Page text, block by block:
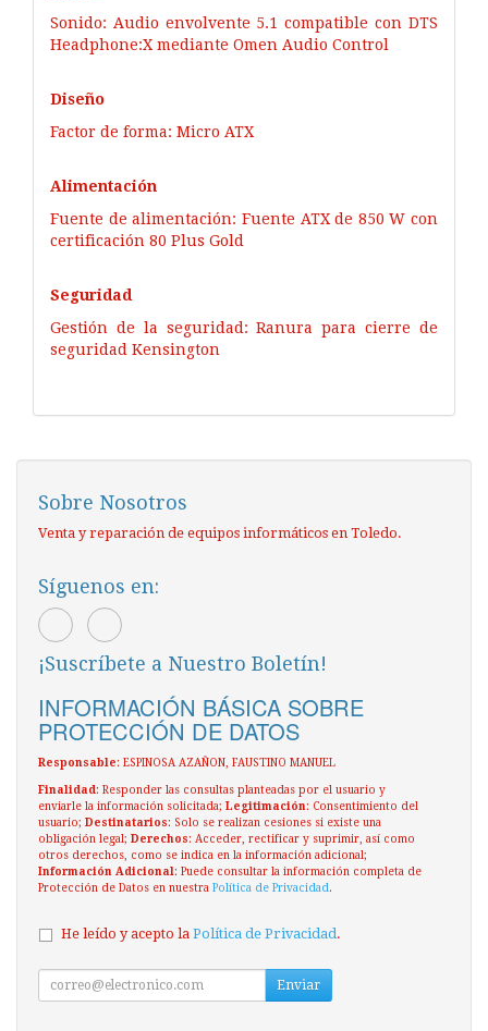
Sonido: Audio envolvente 5.1 compatible con DTS
Headphone:X mediante Omen Audio Control
Diseño
Factor de forma: Micro ATX
Alimentación
Fuente de alimentación: Fuente ATX de 850 W con
certificación 80 Plus Gold
Seguridad
Gestión de la seguridad: Ranura para cierre de
seguridad Kensington
Sobre Nosotros
Venta y reparación de equipos informáticos en Toledo.
Síguenos en:
¡Suscríbete a Nuestro Boletín!
INFORMACIÓN BÁSICA SOBRE
PROTECCIÓN DE DATOS
Responsable: ESPINOSA AZAÑON, FAUSTINO MANUEL
Finalidad: Responder las consultas planteadas por el usuario y
enviarle la información solicitada; Legitimación: Consentimiento del
usuario; Destinatarios: Solo se realizan cesiones si existe una
obligación legal; Derechos: Acceder, rectificar y suprimir, así como
otros derechos, como se indica en la información adicional;
Información Adicional : Puede consultar la información completa de
Protección de Datos en nuestra Política de Privacidad .
He leído y acepto la Política de Privacidad.
Enviar